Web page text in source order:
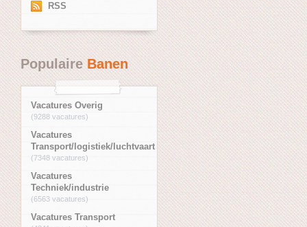
RSS
PopulaireBanen
Vacatures Overig
(9288 vacatures)
Vacatures
Transport/logistiek/luchtvaart
(7348 vacatures)
Vacatures
Techniek/industrie
(6563 vacatures)
Vacatures Transport